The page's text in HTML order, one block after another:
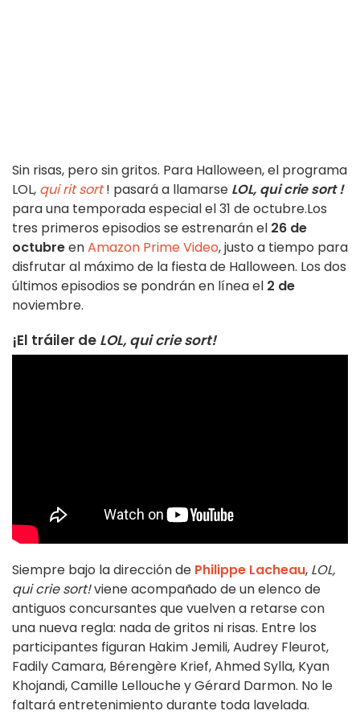
Sin risas, pero sin gritos. Para Halloween, el programa
LOL, qui rit sort! pasará a llamarse LOL, qui crie sort !
para una temporada especial el 31 de octubre.Los
tres primeros episodios se estrenarán el 26 de
octubreenAmazon Prime Video, justo a tiempo para
disfrutar al máximo de la fiesta de Halloween. Los dos
últimos episodios se pondrán en línea el 2 de
noviembre.
¡El tráiler de LOL, qui crie sort!
Siempre bajo la dirección de Philippe Lacheau, LOL,
qui crie sort!viene acompañado de un elenco de
antiguos concursantes que vuelven a retarse con
una nueva regla: nada de gritos ni risas. Entre los
participantes figuran Hakim Jemili,Audrey Fleurot,
Fadily Camara, Bérengère Krief,Ahmed Sylla, Kyan
Khojandi,Camille LelloucheyGérard Darmon. No le
faltará entretenimiento durante toda lavelada.